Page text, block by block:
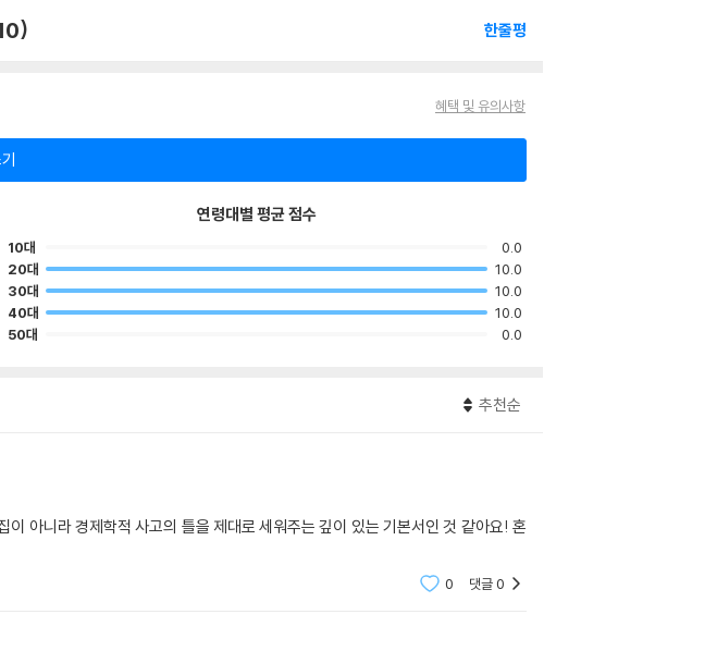
한줄평
혜택 및 유의사항
연령대별 평균 점수
10대
0.0
20대
10.0
30대
10.0
40대
10.0
50대
0.0
추천순
아니라 경제학적 사고의 틀을 제대로 세워주는 깊이 있는 기본서인 것 같아요! 혼
0 댓글0